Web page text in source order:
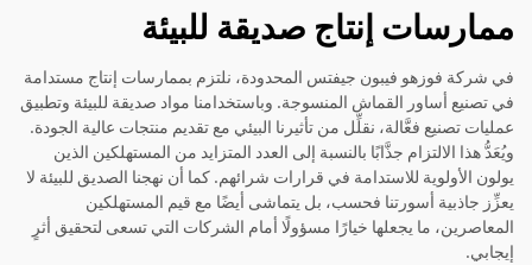
ممارسات إنتاج صديقة للبيئة
في شركة فوزهو فيبون جيفتس المحدودة، نلتزم بممارسات إنتاج مستدامة
في تصنيع أساور القماش المنسوجة. وباستخدامنا مواد صديقة للبيئة وتطبيق
عمليات تصنيع فعَّالة، نقلِّل من تأثيرنا البيئي مع تقديم منتجات عالية الجودة.
ويُعَدُّ هذا الالتزام جذَّابًا بالنسبة إلى العدد المتزايد من المستهلكين الذين
يولون الأولوية للاستدامة في قرارات شرائهم. كما أن نهجنا الصديق للبيئة لا
يعزِّز جاذبية أسورتنا فحسب، بل يتماشى أيضًا مع قيم المستهلكين
المعاصرين، ما يجعلها خيارًا مسؤولًا أمام الشركات التي تسعى لتحقيق أثرٍ
إيجابي.